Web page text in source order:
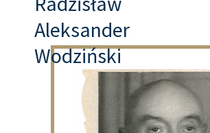
Aleksander
Wodziński